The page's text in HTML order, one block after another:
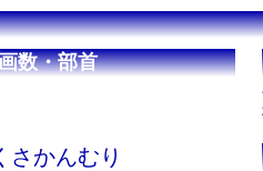
数・部首
さかんむり